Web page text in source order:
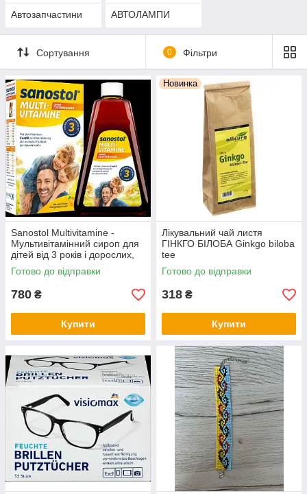
Автозапчастини АВТОЛАМПИ
Сортування 0 Фільтри
Sanostol Multivitamine -
Мультивітамінний сироп для
дітей від 3 років і дорослих,
без цукру, з натуральним
апельсиновим смаком
Готово до відправки
780 ₴
Купити
Новинка
Лікувальний чай листя
ГІНКГО БІЛОБА Ginkgo biloba
tee
Готово до відправки
318 ₴
Купити